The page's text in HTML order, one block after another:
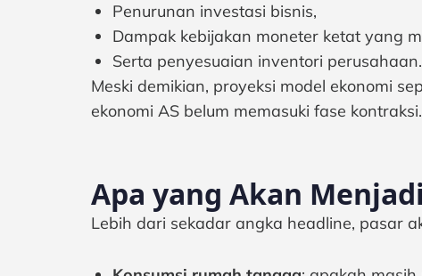
Penurunan investasi bisnis,
Dampak kebijakan moneter ketat yang
Serta penyesuaian inventori perusahaan.
Meski demikian, proyeksi model ekonomi
ekonomi AS belum memasuki fase kontraksi.
Apa yang Akan
Lebih dari sekadar angka headline, pasar